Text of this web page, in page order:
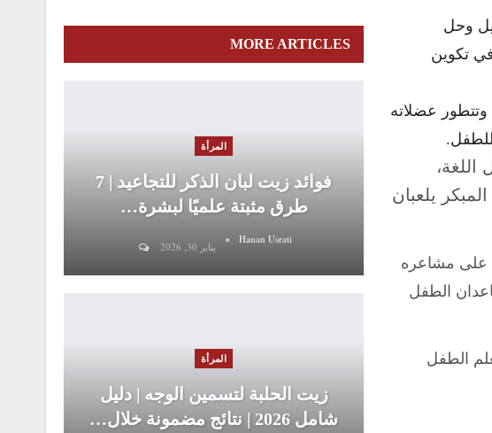
وحل
تكوين
عضلاته
يلعبان
على مشاعره
الطفل
الطفل
MORE ARTICLES
المرأة
فوائد زيت لبان الذكر للتجاعيد | 7
طرق مثبتة علميًا لبشرة…
Hanan Usrati
يناير 30, 2026
المرأة
زيت الحلبة لتسمين الوجه | دليل
شامل 2026 | نتائج مضمونة خلال…